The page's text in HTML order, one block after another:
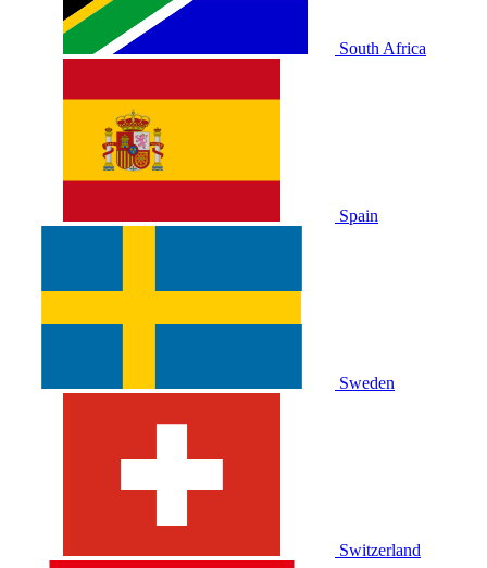
South Africa
Spain
Sweden
Switzerland